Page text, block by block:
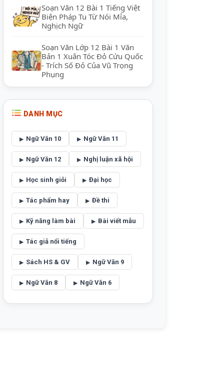
Soạn Văn 12 Bài 1 Tiếng Việt
Biện Pháp Tu Từ Nói Mỉa,
Nghịch Ngữ
Soạn Văn Lớp 12 Bài 1 Văn
Bản 1 Xuân Tóc Đỏ Cứu Quốc
- Trích Số Đỏ Của Vũ Trọng
Phụng
DANH MỤC
Ngữ Văn 10 Ngữ Văn 11
Ngữ Văn 12 Nghị luận xã hội
Học sinh giỏi Đại học
Tác phẩm hay Đề thi
Kỹ năng làm bài Bài viết mẫu
Tác giả nổi tiếng
Sách HS & GV Ngữ Văn 9
Ngữ Văn 8 Ngữ Văn 6